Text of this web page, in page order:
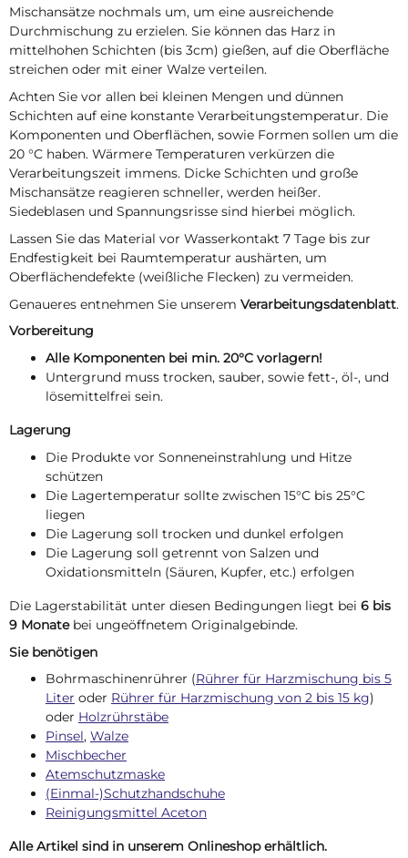
Mischansätze nochmals um, um eine ausreichende
Durchmischung zu erzielen. Sie können das Harz in
mittelhohen Schichten (bis 3cm) gießen, auf die Oberfläche
streichen oder mit einer Walze verteilen.
Achten Sie vor allen bei kleinen Mengen und dünnen
Schichten auf eine konstante Verarbeitungstemperatur. Die
Komponenten und Oberflächen, sowie Formen sollen um die
20 °C haben. Wärmere Temperaturen verkürzen die
Verarbeitungszeit immens. Dicke Schichten und große
Mischansätze reagieren schneller, werden heißer.
Siedeblasen und Spannungsrisse sind hierbei möglich.
Lassen Sie das Material vor Wasserkontakt 7 Tage bis zur
Endfestigkeit bei Raumtemperatur aushärten, um
Oberflächendefekte (weißliche Flecken) zu vermeiden.
Genaueres entnehmen Sie unserem Verarbeitungsdatenblatt.
Vorbereitung
Alle Komponenten bei min. 20°C vorlagern!
Untergrund muss trocken, sauber, sowie fett-, öl-, und
lösemittelfrei sein.
Lagerung
Die Produkte vor Sonneneinstrahlung und Hitze
schützen
Die Lagertemperatur sollte zwischen 15°C bis 25°C
liegen
Die Lagerung soll trocken und dunkel erfolgen
Die Lagerung soll getrennt von Salzen und
Oxidationsmitteln (Säuren, Kupfer, etc.) erfolgen
Die Lagerstabilität unter diesen Bedingungen liegt bei 6 bis
9 Monatebei ungeöffnetem Originalgebinde.
Sie benötigen
Bohrmaschinenrührer (Rührer für Harzmischung bis 5
Liter oder Rührer für Harzmischung von 2 bis 15 kg)
oder Holzrührstäbe
Pinsel, Walze
Mischbecher
Atemschutzmaske
(Einmal-)Schutzhandschuhe
Reinigungsmittel Aceton
Alle Artikel sind in unserem Onlineshop erhältlich.